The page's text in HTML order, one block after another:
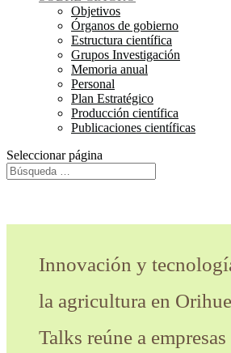
Objetivos
Órganos de gobierno
Estructura científica
Grupos Investigación
Memoria anual
Personal
Plan Estratégico
Producción científica
Publicaciones científicas
Seleccionar página
Innovación y
la agricultura en
Talks reúne a